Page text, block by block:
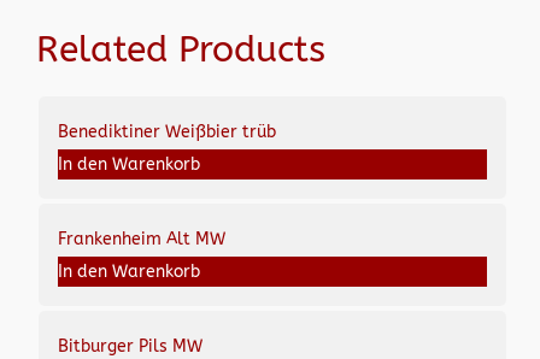
Related Products
Benediktiner Weißbier trüb
In den Warenkorb
Frankenheim Alt MW
In den Warenkorb
Bitburger Pils MW